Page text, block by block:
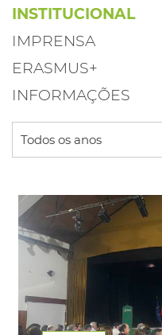
INSTITUCIONAL
IMPRENSA
ERASMUS+
INFORMAÇÕES